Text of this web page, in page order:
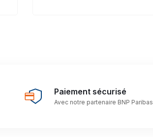
Paiement sécurisé
Avec notre partenaire BNP Paribas